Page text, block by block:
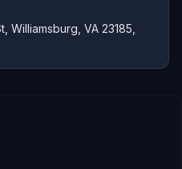
Williamsburg, VA 23185,